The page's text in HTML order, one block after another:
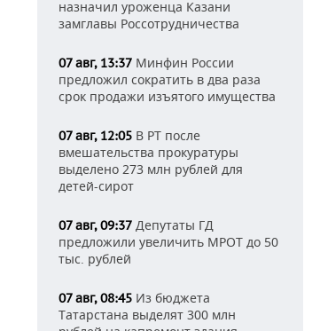
назначил уроженца Казани
замглавы Россотрудничества
07 авг, 13:37 Минфин России
предложил сократить в два раза
срок продажи изъятого имущества
07 авг, 12:05 В РТ после
вмешательства прокуратуры
выделено 273 млн рублей для
детей-сирот
07 авг, 09:37 Депутаты ГД
предложили увеличить МРОТ до 50
тыс. рублей
07 авг, 08:45 Из бюджета
Татарстана выделят 300 млн